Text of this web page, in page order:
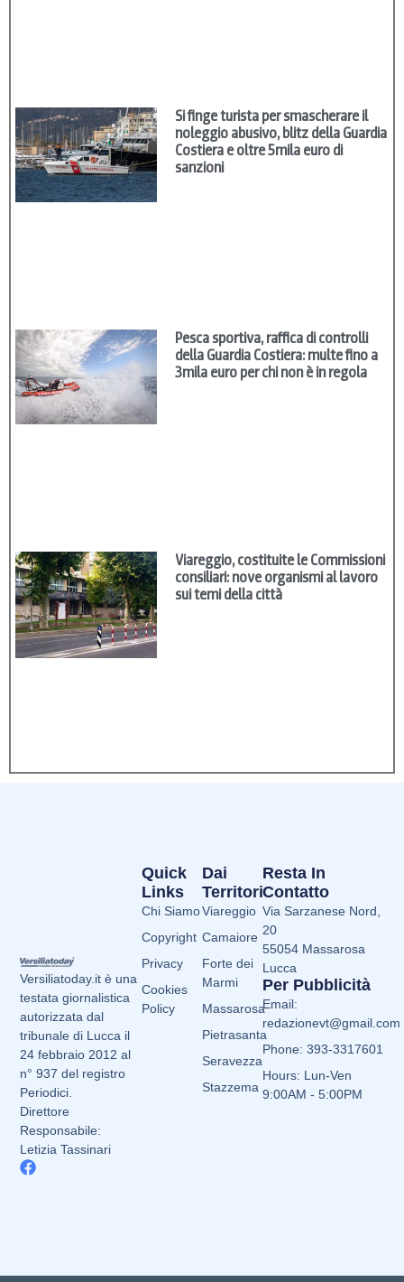
Si finge turista per smascherare il
noleggio abusivo, blitz della Guardia
Costiera e oltre 5mila euro di
sanzioni
Pesca sportiva, raffica di controlli
della Guardia Costiera: multe fino a
3mila euro per chi non è in regola
Viareggio, costituite le Commissioni
consiliari: nove organismi al lavoro
sui temi della città
Versiliatoday.it è una
testata giornalistica
autorizzata dal
tribunale di Lucca il
24 febbraio 2012 al
n° 937 del registro
Periodici.
Direttore
Responsabile:
Letizia Tassinari
Dai
Territori
Viareggio
Camaiore
Forte dei
Marmi
Massarosa
Pietrasanta
Seravezza
Stazzema
Quick
Links
Chi Siamo
Copyright
Privacy
Cookies
Policy
Resta In
Contatto
Via Sarzanese Nord,
20
55054 Massarosa
Lucca
Per Pubblicità
Email:
redazionevt@gmail.com
Phone: 393-3317601
Hours: Lun-Ven
9:00AM - 5:00PM